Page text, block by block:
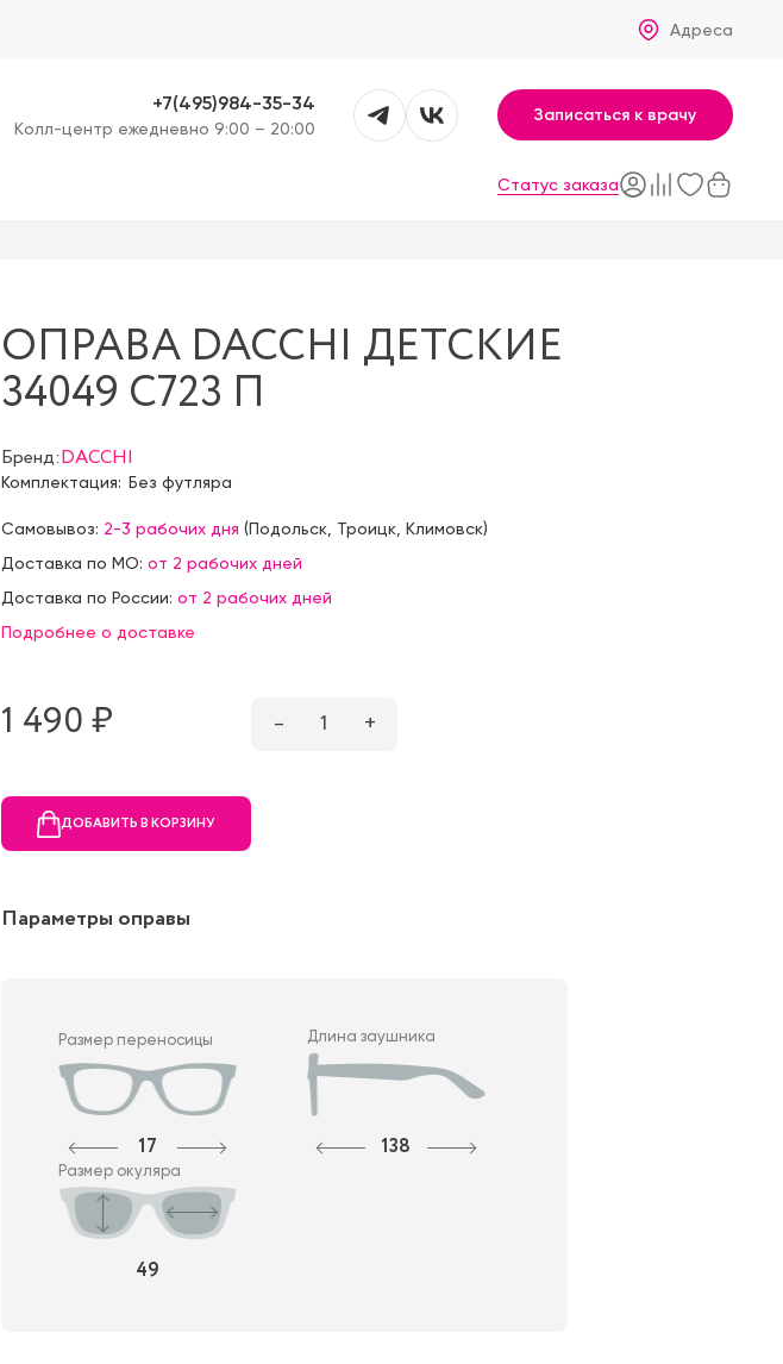
Адреса
+7(495)984-35-34
Kолл-центр ежедневно 9:00 – 20:00
Записаться к врачу
Статус заказа
ОПРАВА DACCHI ДЕТСКИЕ
34049 C723 П
Бренд:DACCHI
Комплектация: Без футляра
Самовывоз: 2-3 рабочих дня (Подольск, Троицк, Климовск)
Доставка по МО: от 2 рабочих дней
Доставка по России: от 2 рабочих дней
Подробнее о доставке
1 490 ₷ – 1 +
ДОБАВИТЬ В КОРЗИНУ
Параметры оправы
Размер переносицы
17
Длина заушника
138
Размер окуляра
49